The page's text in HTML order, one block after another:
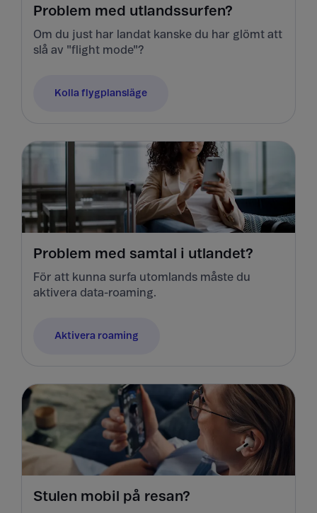
Problem med utlandssurfen?
Om du just har landat kanske du har glömt att
slå av "flight mode"?
Kolla flygplansläge
Problem med samtal i utlandet?
För att kunna surfa utomlands måste du
aktivera data-roaming.
Aktivera roaming
Stulen mobil på resan?